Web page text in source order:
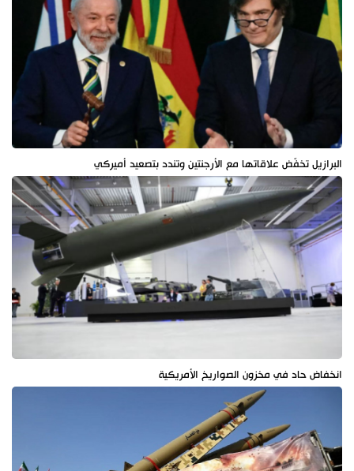
البرازيل تخفّض علاقاتها مع الأرجنتين وتندد بتصعيد أميركي
انخفاض حاد في مخزون الصواريخ الأمريكية